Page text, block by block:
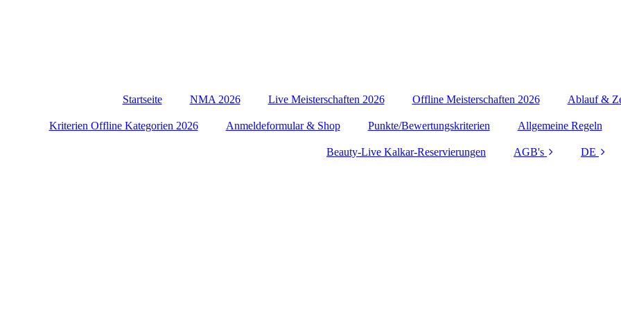
Startseite NMA 2026 Live Meisterschaften 2026 Offline Meisterschaften 2026 Ablauf &
Kriterien Offline Kategorien 2026 Anmeldeformular & Shop Punkte/Bewertungskriterien Allgemeine Regeln
Beauty-Live Kalkar-Reservierungen AGB's DE